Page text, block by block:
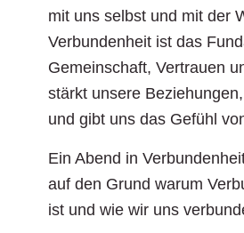
mit uns selbst und mit der
Verbundenheit ist das
Gemeinschaft, Vertrauen
stärkt unsere
und gibt uns das Gefühl
Ein Abend in
auf den Grund warum
ist und wie wir uns